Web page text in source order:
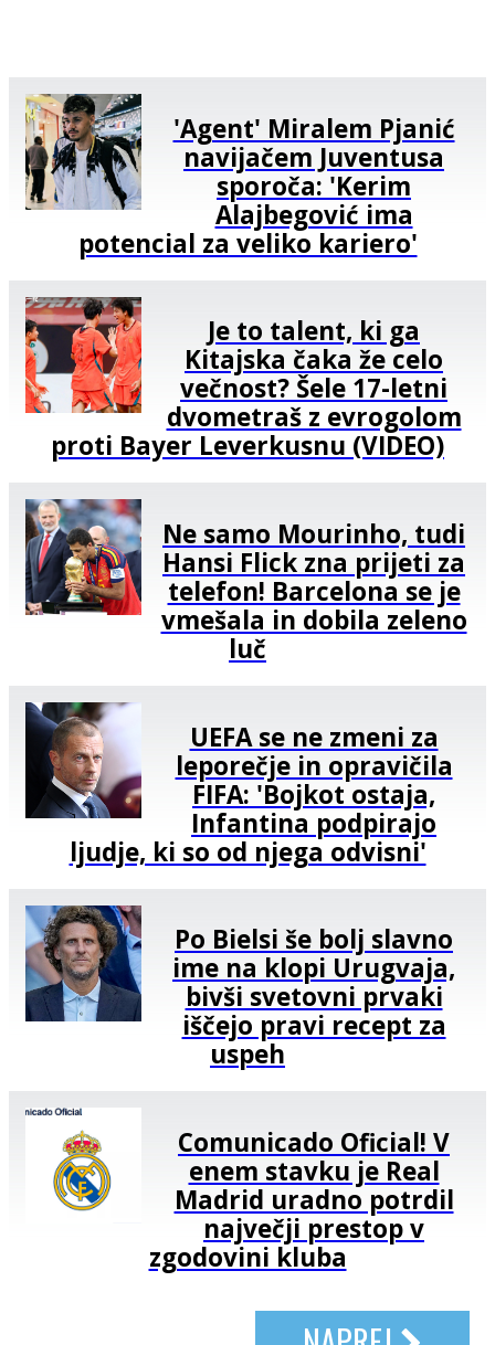
'Agent' Miralem Pjanić
navijačem Juventusa
sporoča: 'Kerim
Alajbegović ima
potencial za veliko kariero'
Je to talent, ki ga
Kitajska čaka že celo
večnost? Šele 17-letni
dvometraš z evrogolom
proti Bayer Leverkusnu (VIDEO)
Ne samo Mourinho, tudi
Hansi Flick zna prijeti za
telefon! Barcelona se je
vmešala in dobila zeleno
luč
UEFA se ne zmeni za
leporečje in opravičila
FIFA: 'Bojkot ostaja,
Infantina podpirajo
ljudje, ki so od njega odvisni'
Po Bielsi še bolj slavno
ime na klopi Urugvaja,
bivši svetovni prvaki
iščejo pravi recept za
uspeh
Comunicado Oficial! V
enem stavku je Real
Madrid uradno potrdil
največji prestop v
zgodovini kluba